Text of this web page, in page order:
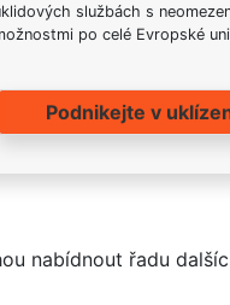
službách s
po celé Evropské
Podnikejte v
nabídnout řadu